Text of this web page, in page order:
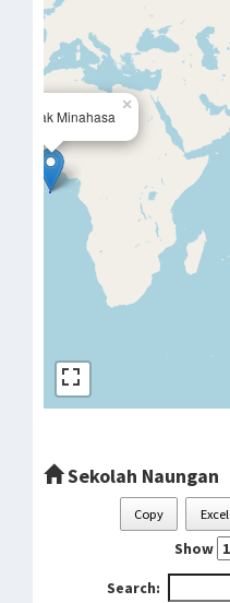
Anak Minahasa
×
Sekolah Naungan
Copy Excel
Show
Search: